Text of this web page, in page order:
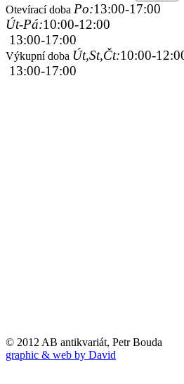
Otevírací doba Po:13:00-17:00
Út-Pá:10:00-12:00
13:00-17:00
Výkupní doba Út,St,Čt:10:00-
13:00-17:00
© 2012 AB antikvariát, Petr Bouda
graphic & web by David